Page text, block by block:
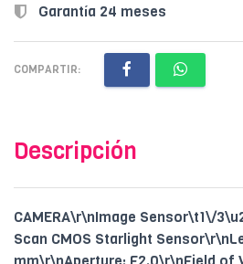
Garantía 24 meses
COMPARTIR:
Descripción
CAMERA\r\nImage Sensor\t1\/
Scan CMOS Starlight